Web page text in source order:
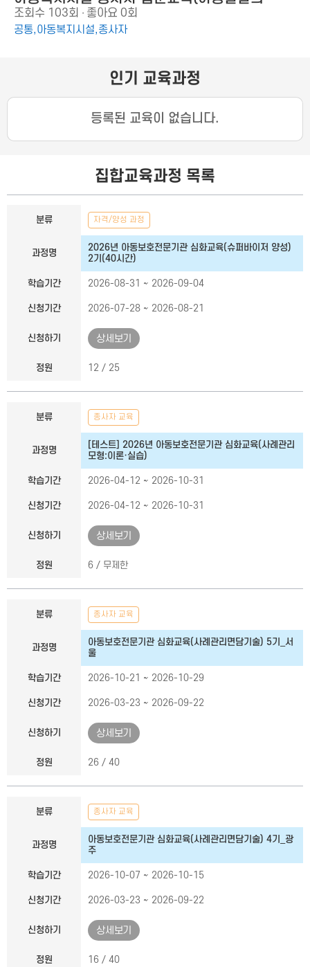
이해)
조회수 103회 좋아요 0회
공통,아동복지시설,종사자
인기 교육과정
등록된 교육이 없습니다.
집합교육과정 목록
분류 자격/양성 과정
과정명
2026년 아동보호전문기관 심화교육(슈퍼바이저 양성)
2기(40시간)
학습기간 2026-08-31 ~ 2026-09-04
신청기간 2026-07-28 ~ 2026-08-21
신청하기 상세보기
정원 12 / 25
분류 종사자 교육
과정명
[테스트] 2026년 아동보호전문기관 심화교육(사례관리
모형:이론·실습)
학습기간 2026-04-12 ~ 2026-10-31
신청기간 2026-04-12 ~ 2026-10-31
신청하기 상세보기
정원 6 / 무제한
분류 종사자 교육
과정명
아동보호전문기관 심화교육(사례관리면담기술) 5기_서
울
학습기간 2026-10-21 ~ 2026-10-29
신청기간 2026-03-23 ~ 2026-09-22
신청하기 상세보기
정원 26 / 40
분류 종사자 교육
과정명
아동보호전문기관 심화교육(사례관리면담기술) 4기_광
주
학습기간 2026-10-07 ~ 2026-10-15
신청기간 2026-03-23 ~ 2026-09-22
신청하기 상세보기
정원 16 / 40